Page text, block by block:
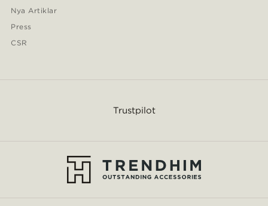
Nya Artiklar
Press
CSR
Trustpilot